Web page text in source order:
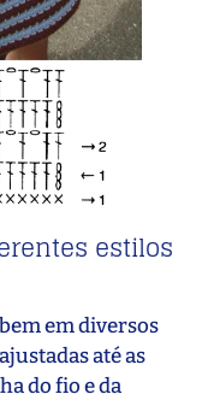
estilos
em diversos
até as
do fio e da